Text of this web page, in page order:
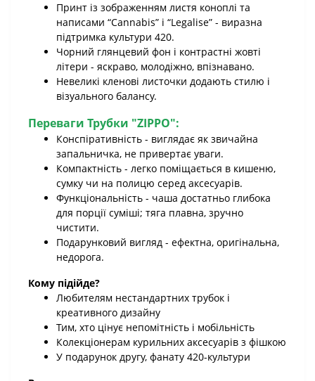
Принт із зображенням листя коноплі та
написами “Cannabis” і “Legalise” - виразна
підтримка культури 420.
Чорний глянцевий фон і контрастні жовті
літери - яскраво, молодіжно, впізнавано.
Невеликі кленові листочки додають стилю і
візуального балансу.
Переваги Трубки "ZIPPO":
Конспіративність - виглядає як звичайна
запальничка, не привертає уваги.
Компактність - легко поміщається в кишеню,
сумку чи на полицю серед аксесуарів.
Функціональність - чаша достатньо глибока
для порції суміші; тяга плавна, зручно
чистити.
Подарунковий вигляд - ефектна, оригінальна,
недорога.
Кому підійде?
Любителям нестандартних трубок і
креативного дизайну
Тим, хто цінує непомітність і мобільність
Колекціонерам курильних аксесуарів з фішкою
У подарунок другу, фанату 420-культури